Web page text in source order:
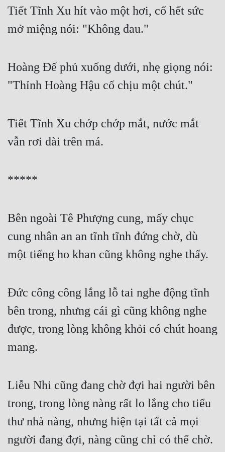
Tiết Tĩnh Xu hít vào một hơi, cố hết sức
mở miệng nói: "Không đau."
Hoàng Đế phủ xuống dưới, nhẹ giọng nói:
"Thỉnh Hoàng Hậu cố chịu một chút."
Tiết Tĩnh Xu chớp chớp mắt, nước mắt
vẫn rơi dài trên má.
*****
Bên ngoài Tê Phượng cung, mấy chục
cung nhân an an tĩnh tĩnh đứng chờ, dù
một tiếng ho khan cũng không nghe thấy.
Đức công công lắng lỗ tai nghe động tĩnh
bên trong, nhưng cái gì cũng không nghe
được, trong lòng không khỏi có chút hoang
mang.
Liễu Nhi cũng đang chờ đợi hai người bên
trong, trong lòng nàng rất lo lắng cho tiểu
thư nhà nàng, nhưng hiện tại tất cả mọi
người đang đợi, nàng cũng chỉ có thể chờ.